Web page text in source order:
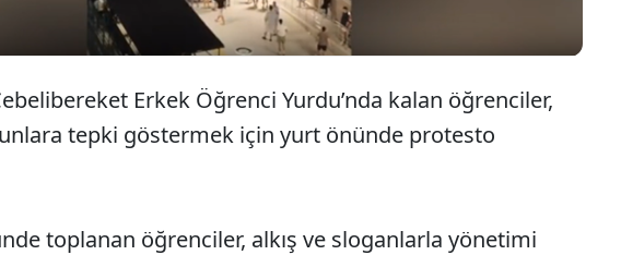
Erkek Öğrenci Yurdu’nda kalan öğrenciler,
tepki göstermek için yurt önünde protesto
toplanan öğrenciler, alkış ve sloganlarla yönetimi